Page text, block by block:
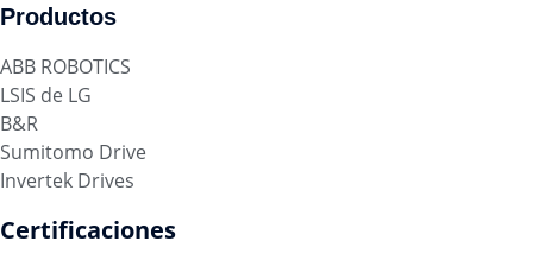
Productos
ABB ROBOTICS
LSIS de LG
B&R
Sumitomo Drive
Invertek Drives
Certificaciones